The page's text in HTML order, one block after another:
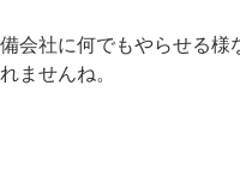
会社に何でもやらせる様
ませんね。